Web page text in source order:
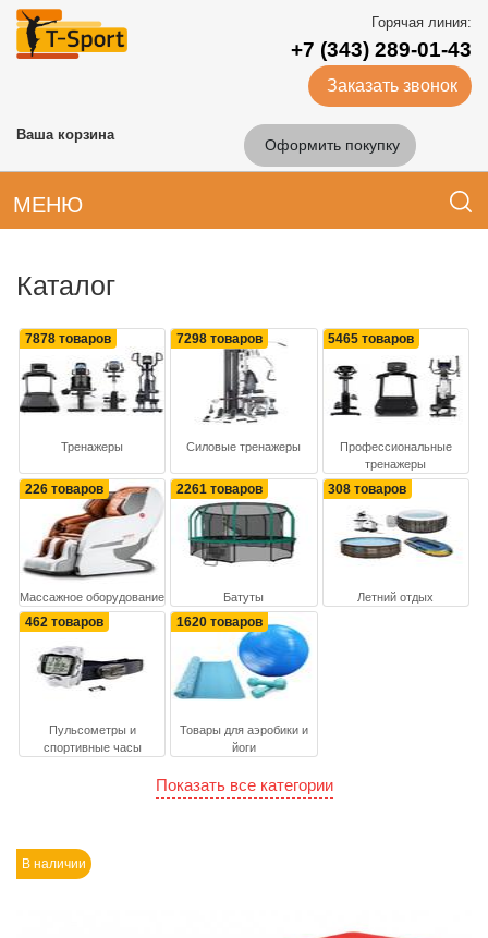
Горячая линия:
+7 (343) 289-01-43
Заказать звонок
Ваша корзина
Оформить покупку
МЕНЮ
Каталог
7878 товаров
Тренажеры
7298 товаров
Силовые тренажеры
5465 товаров
Профессиональные
тренажеры
226 товаров
Массажное оборудование
2261 товаров
Батуты
308 товаров
Летний отдых
462 товаров
Пульсометры и
спортивные часы
1620 товаров
Товары для аэробики и
йоги
Показать все категории
В наличии